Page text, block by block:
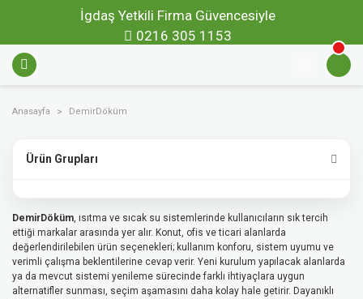
İgdaş Yetkili Firma Güvencesiyle
0216 305 1153
Anasayfa DemirDöküm
Ürün Grupları
DemirDöküm, ısıtma ve sıcak su sistemlerinde kullanıcıların sık tercih
ettiği markalar arasında yer alır. Konut, ofis ve ticari alanlarda
değerlendirilebilen ürün seçenekleri; kullanım konforu, sistem uyumu ve
verimli çalışma beklentilerine cevap verir. Yeni kurulum yapılacak alanlarda
ya da mevcut sistemi yenileme sürecinde farklı ihtiyaçlara uygun
alternatifler sunması, seçim aşamasını daha kolay hale getirir. Dayanıklı